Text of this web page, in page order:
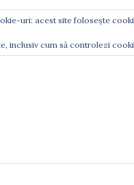
SUNT CU CE MĂ
uri: acest site folosește
inclusiv cum să controlezi